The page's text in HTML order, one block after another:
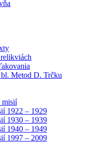
Metod D. Trčku
misií
1922 – 1929
1930 – 1939
1940 – 1949
1997 – 2009